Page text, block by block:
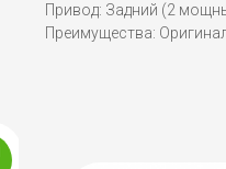
Привод: Задний (2
Преимущества: